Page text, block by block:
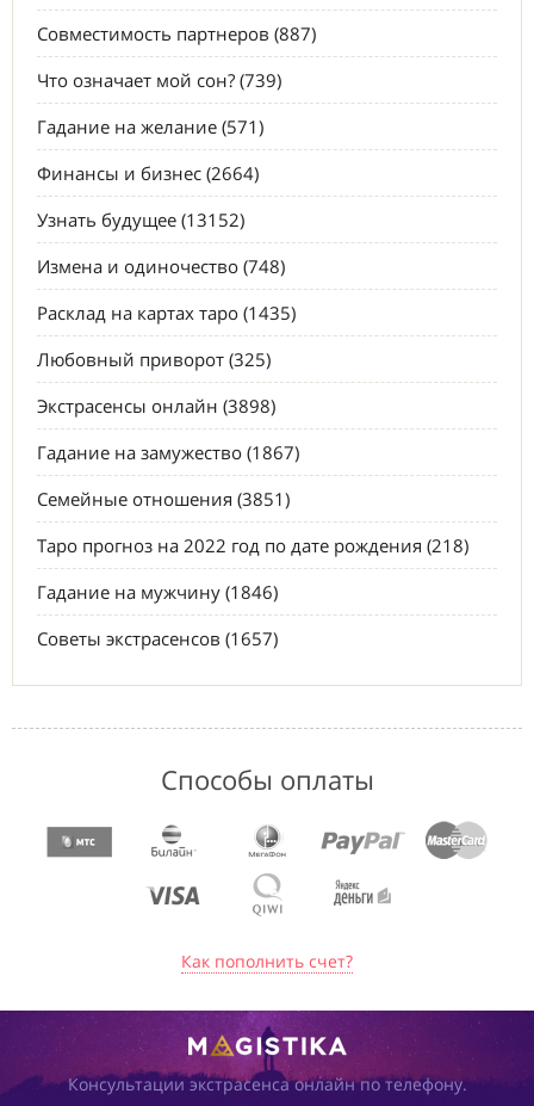
Совместимость партнеров (887)
Что означает мой сон? (739)
Гадание на желание (571)
Финансы и бизнес (2664)
Узнать будущее (13152)
Измена и одиночество (748)
Расклад на картах таро (1435)
Любовный приворот (325)
Экстрасенсы онлайн (3898)
Гадание на замужество (1867)
Семейные отношения (3851)
Таро прогноз на 2022 год по дате рождения (218)
Гадание на мужчину (1846)
Советы экстрасенсов (1657)
Способы оплаты
Как пополнить счет?
Консультации экстрасенса онлайн по телефону.